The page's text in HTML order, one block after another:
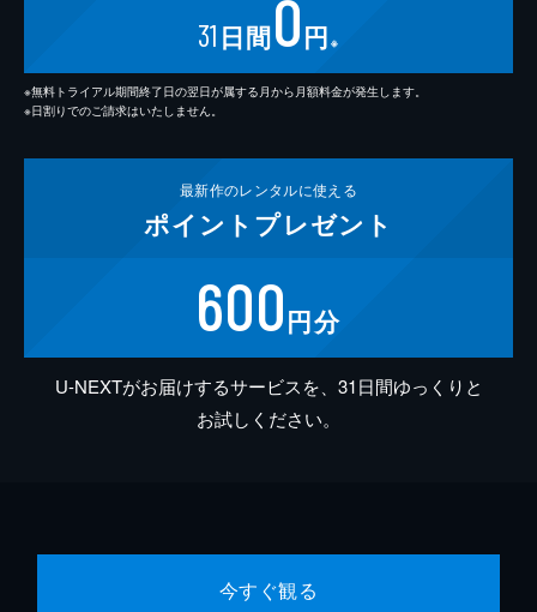
31 日間0円 ※
※無料トライアル期間終了日の翌日が属する月から月額料金が発生します。
※日割りでのご請求はいたしません。
最新作のレンタルに使える
ポイント プレゼント
600円分
U-NEXTがお届けするサービスを、31日間ゆっくりと
お試しください。
今すぐ観る